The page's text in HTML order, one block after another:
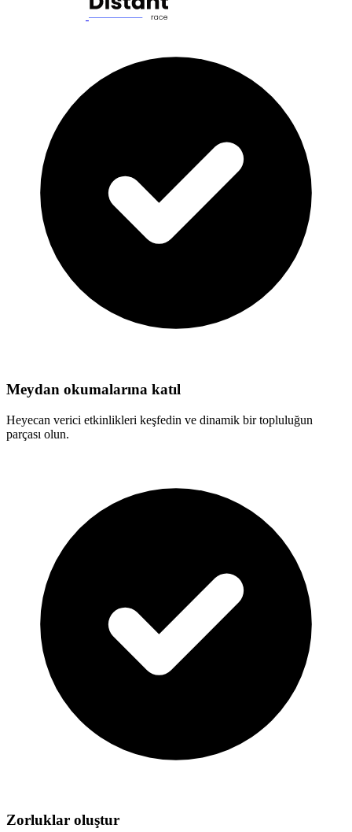
Meydan okumalarına katıl
Heyecan verici etkinlikleri keşfedin ve dinamik bir topluluğun
parçası olun.
Zorluklar oluştur